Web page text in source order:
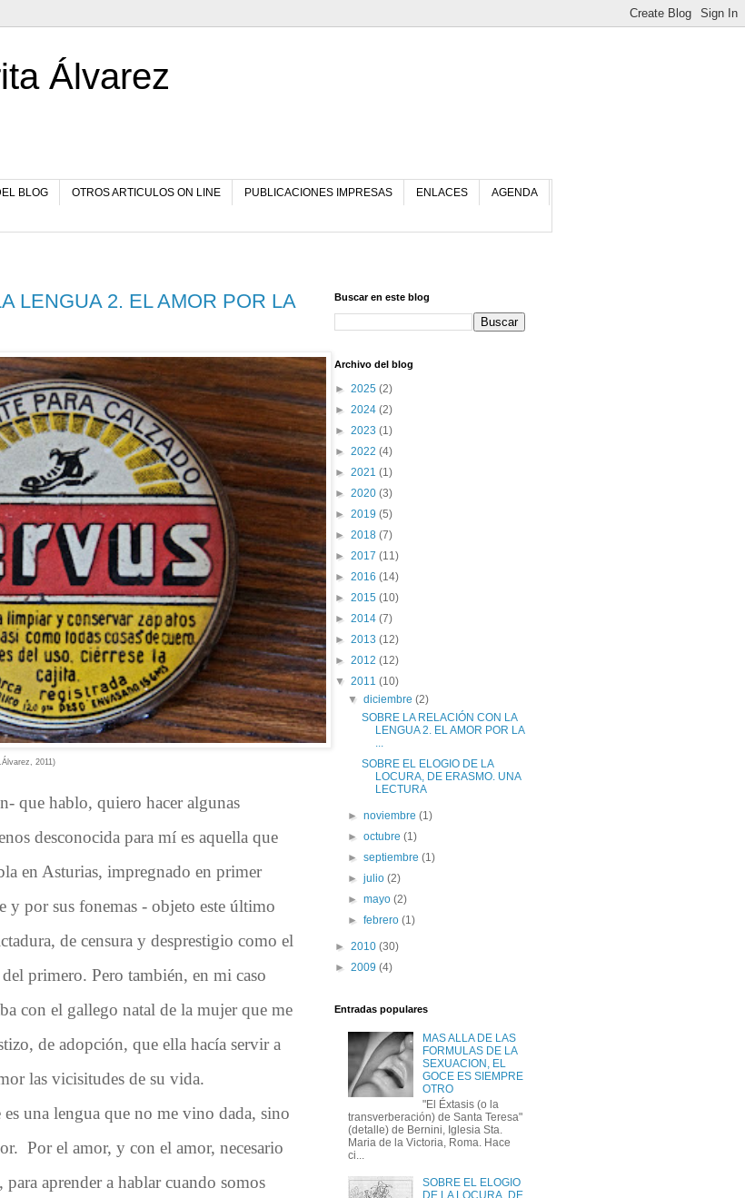
Álvarez
BLOG OTROS ARTICULOS ON LINE PUBLICACIONES IMPRESAS ENLACES AGENDA
LENGUA 2. EL AMOR POR LA
2011)
que hablo, quiero hacer algunas
desconocida para mí es aquella que
en Asturias, impregnado en primer
y por sus fonemas - objeto este último
de censura y desprestigio como el
del primero. Pero también, en mi caso
con el gallego natal de la mujer que me
de adopción, que ella hacía servir a
las vicisitudes de su vida.
una lengua que no me vino dada, sino
Por el amor, y con el amor, necesario
aprender a hablar cuando somos
Buscar en este blog
Archivo del blog
► 2025 (2)
► 2024 (2)
► 2023 (1)
► 2022 (4)
► 2021 (1)
► 2020 (3)
► 2019 (5)
► 2018 (7)
► 2017 (11)
► 2016 (14)
► 2015 (10)
► 2014 (7)
► 2013 (12)
► 2012 (12)
▼ 2011 (10)
▼diciembre(2)
SOBRE LA RELACIÓN CON LA
LENGUA 2. EL AMOR POR LA
SOBRE EL ELOGIO DE LA
LOCURA, DE ERASMO. UNA
LECTURA
►noviembre(1)
►octubre(1)
►septiembre(1)
►julio(2)
►mayo(2)
►febrero(1)
► 2010 (30)
► 2009 (4)
Entradas populares
MAS ALLA DE LAS
FORMULAS DE LA
SEXUACION, EL
GOCE ES SIEMPRE
OTRO
"El Éxtasis (o la
transverberación) de Santa Teresa"
(detalle) de Bernini, Iglesia Sta.
Maria de la Victoria, Roma. Hace
ci...
SOBRE EL ELOGIO